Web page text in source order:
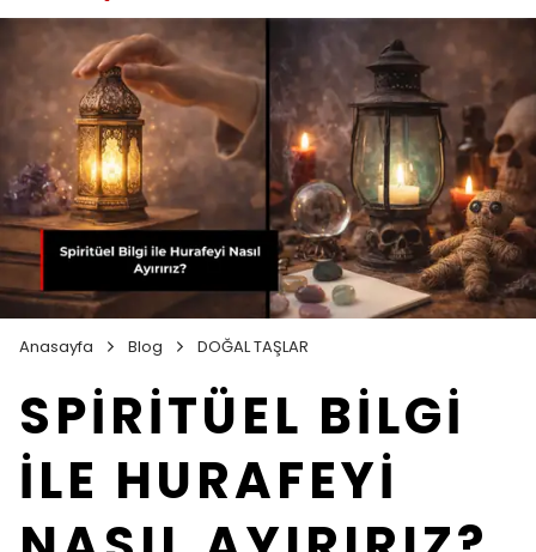
Anasayfa Blog DOĞAL TAŞLAR
SPİRİTÜEL BİLGİ
İLE HURAFEYİ